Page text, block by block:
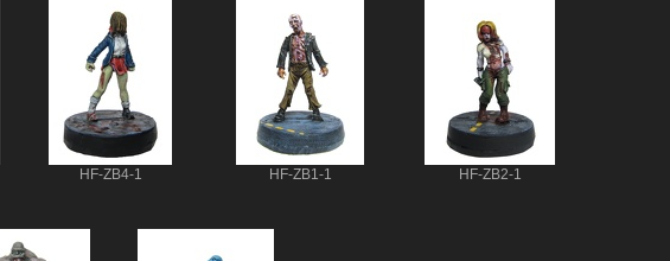
HF-ZB4-1 HF-ZB1-1 HF-ZB2-1